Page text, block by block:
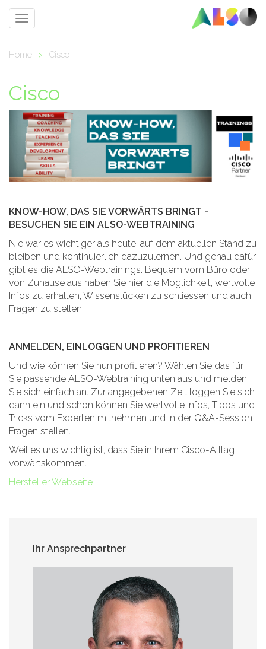
Toggle
Home > Cisco
Cisco
KNOW-HOW, DAS SIE VORWÄRTS BRINGT -
BESUCHEN SIE EIN ALSO-WEBTRAINING
Nie war es wichtiger als heute, auf dem aktuellen Stand zu
bleiben und kontinuierlich dazuzulernen. Und genau dafür
gibt es die ALSO-Webtrainings. Bequem vom Büro oder
von Zuhause aus haben Sie hier die Möglichkeit, wertvolle
Infos zu erhalten, Wissenslücken zu schliessen und auch
Fragen zu stellen.
ANMELDEN, EINLOGGEN UND PROFITIEREN
Und wie können Sie nun profitieren? Wählen Sie das für
Sie passende ALSO-Webtraining unten aus und melden
Sie sich einfach an. Zur angegebenen Zeit loggen Sie sich
dann ein und schon können Sie wertvolle Infos, Tipps und
Tricks vom Experten mitnehmen und in der Q&A-Session
Fragen stellen.
Weil es uns wichtig ist, dass Sie in Ihrem Cisco-Alltag
vorwärtskommen.
Hersteller Webseite
Ihr Ansprechpartner